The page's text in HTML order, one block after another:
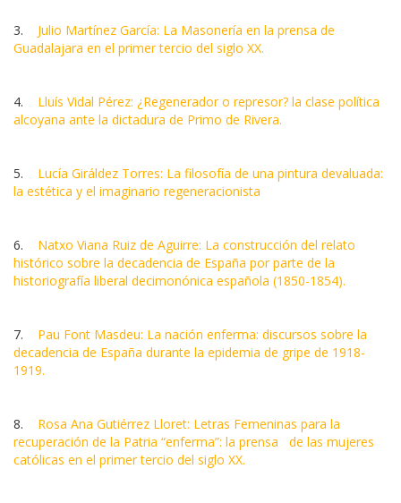
3. Julio Martínez García: La Masonería en la prensa de
Guadalajara en el primer tercio del siglo XX.
4. Lluís Vidal Pérez: ¿Regenerador o represor? la clase política
alcoyana ante la dictadura de Primo de Rivera.
5. Lucía Giráldez Torres: La filosofía de una pintura devaluada:
la estética y el imaginario regeneracionista
6. Natxo Viana Ruiz de Aguirre: La construcción del relato
histórico sobre la decadencia de España por parte de la
historiografía liberal decimonónica española (1850-1854).
7. Pau Font Masdeu: La nación enferma: discursos sobre la
decadencia de España durante la epidemia de gripe de 1918-
1919.
8. Rosa Ana Gutiérrez Lloret: Letras Femeninas para la
recuperación de la Patria “enferma”: la prensa de las mujeres
católicas en el primer tercio del siglo XX.